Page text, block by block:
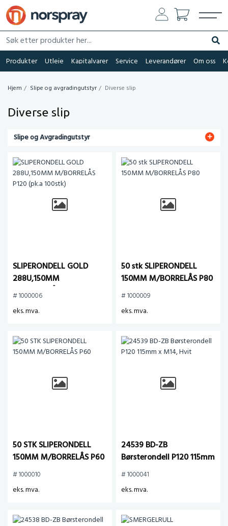
Søk etter produkter her...
Søk
Produkter Utleie Kapitalvarer Service Leverandører Om oss
Hjem Slipe og avgradingutstyr Diverse slip
Diverse slip
Slipe og Avgradingutstyr
SLIPERONDELL GOLD
288U,150MM
M/BORRELÅS P120 (pk.a
# 1000006
eks. mva.
50 stk SLIPERONDELL
150MM M/BORRELÅS P80
# 1000009
eks. mva.
50 STK SLIPERONDELL
150MM M/BORRELÅS P60
# 1000010
eks. mva.
24539 BD-ZB
Børsterondell P120 115mm
x M14, Hvit
# 1000041
eks. mva.